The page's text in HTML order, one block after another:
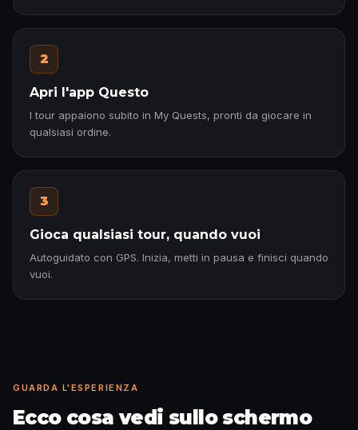
2
Apri l'app Questo
I tour appaiono subito in My Quests, pronti da giocare in
qualsiasi ordine.
3
Gioca qualsiasi tour, quando vuoi
Autoguidato con GPS. Inizia, metti in pausa e finisci quando
vuoi.
GUARDA L'ESPERIENZA
Ecco cosa vedi sullo schermo